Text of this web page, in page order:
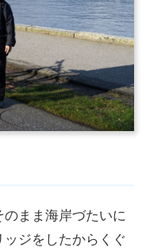
まま海岸づたいに
ジをしたからくぐ